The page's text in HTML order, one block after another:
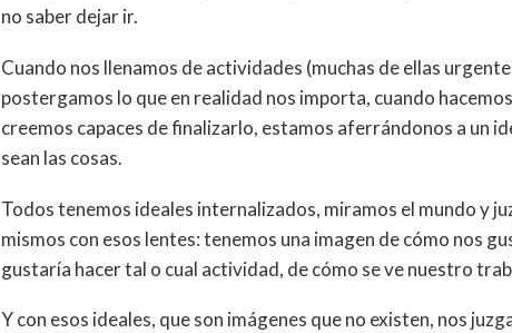
no saber dejar ir.
Cuando nos llenamos de actividades (muchas de ellas
postergamos lo que en realidad nos importa, cuando
creemos capaces de finalizarlo, estamos aferrándonos a un
sean las cosas.
Todos tenemos ideales internalizados, miramos el mundo y
mismos con esos lentes: tenemos una imagen de cómo nos
gustaría hacer tal o cual actividad, de cómo se ve nuestro
Y con esos ideales, que son imágenes que no existen, nos